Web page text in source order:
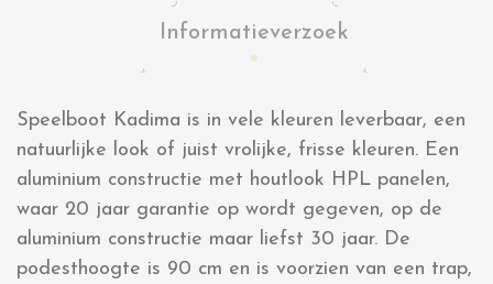
Informatieverzoek
Speelboot Kadima is in vele kleuren leverbaar, een
natuurlijke look of juist vrolijke, frisse kleuren. Een
aluminium constructie met houtlook HPL panelen,
waar 20 jaar garantie op wordt gegeven, op de
aluminium constructie maar liefst 30 jaar. De
podesthoogte is 90 cm en is voorzien van een trap,